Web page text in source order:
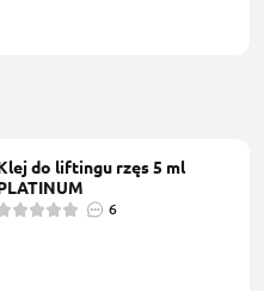
do liftingu rzęs 5 ml
6